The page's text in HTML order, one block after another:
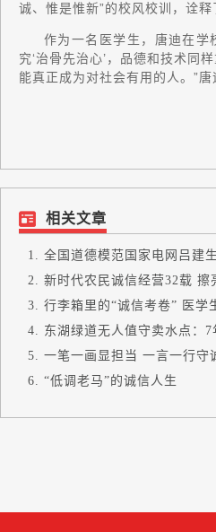
诚、惟是惟新”的校风校训，诠
作为一名医学生，唐迪在学
究‘治骨先治心’，品德和技术同
能真正成为对社会有用的人。”
相关文章
全国道德模范国家电网吕建
新时代农民诚信经营32载 擦
行李箱里的“诚信考卷” 医学
东湖绿道无人值守卖水点：7
一笔一画显担当 一言一行守
“低调老马”的诚信人生